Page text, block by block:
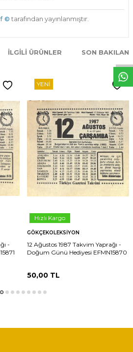
W
h
t
s
p
p
D
e
s
e
H
a
t
t
© tarafından yayınlanmıştır.
İLGILI ÜRÜNLER SON
-
YENI
Hızlı Kargo
GÖKÇEKOLEKSIYON
12 Ağustos 1987 Takvim Yaprağı -
Doğum Günü Hediyesi EFMN15870
50,00TL